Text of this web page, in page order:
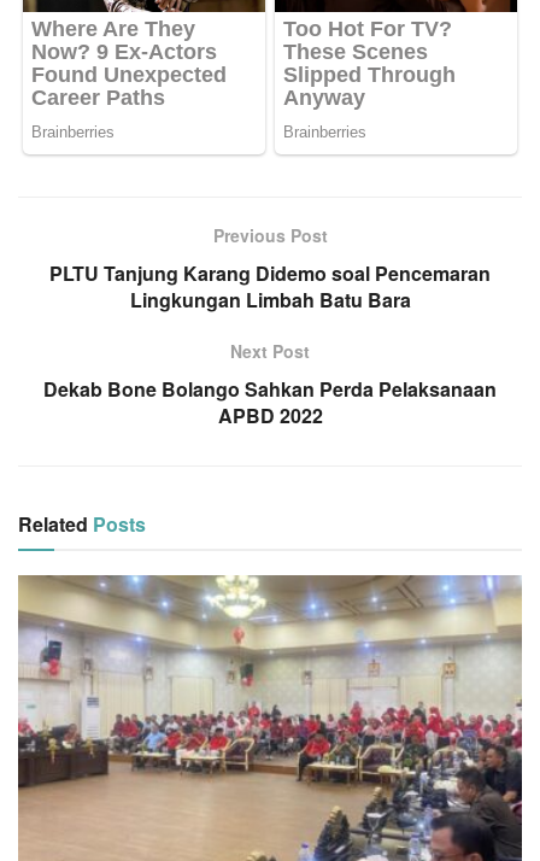
Previous Post
PLTU Tanjung Karang Didemo soal Pencemaran
Lingkungan Limbah Batu Bara
Next Post
Dekab Bone Bolango Sahkan Perda Pelaksanaan
APBD 2022
Related Posts